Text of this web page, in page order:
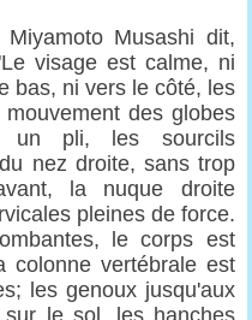
Musashi dit,
visage est calme, ni
bas, ni vers le côté, les
des globes
un pli, les sourcils
nez droite, sans trop
la nuque droite
pleines de force.
le corps est
colonne vertébrale est
les genoux jusqu'aux
sur le sol, les hanches